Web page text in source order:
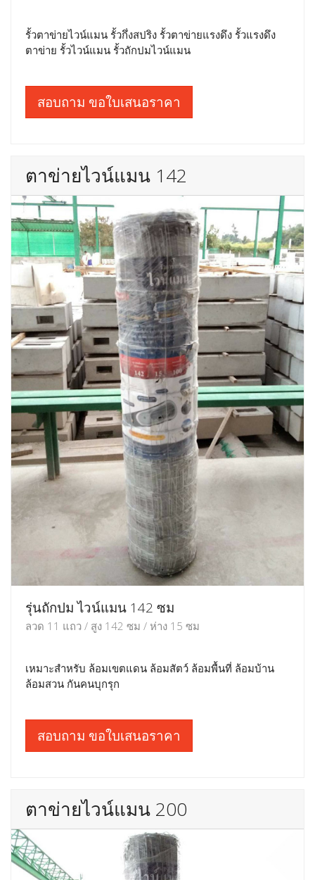
รั้วตาข่ายไวน์แมน รั้วกึ่งสปริง รั้วตาข่ายแรงดึง รั้วแรงดึง
ตาข่าย รั้วไวน์แมน รั้วถักปมไวน์แมน
สอบถาม ขอใบเสนอราคา
ตาข่ายไวน์แมน 142
รุ่นถักปม ไวน์แมน 142 ซม
ลวด 11 แถว / สูง 142 ซม / ห่าง 15 ซม
เหมาะสำหรับ ล้อมเขตแดน ล้อมสัตว์ ล้อมพื้นที่ ล้อมบ้าน
ล้อมสวน กันคนบุกรุก
สอบถาม ขอใบเสนอราคา
ตาข่ายไวน์แมน 200